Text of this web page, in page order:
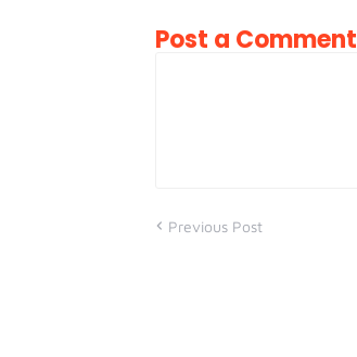
Post a Comment
Previous Post